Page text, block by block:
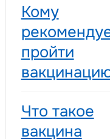
Где
Кому
пройти
Что такое
вакцина